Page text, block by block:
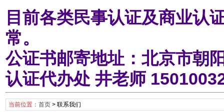
目前各类民事认证及商业认
常。
公证书邮寄地址：北京市朝
认证代办处 井老师
当前位置： 首页> 联系我们